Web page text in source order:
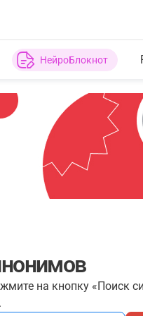
НейроБлокнот
на кнопку «Поиск